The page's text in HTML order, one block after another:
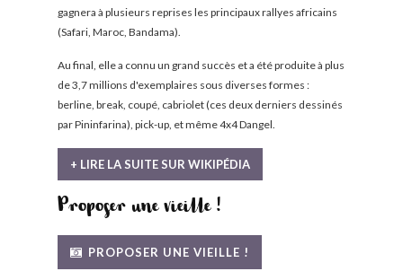
gagnera à plusieurs reprises les principaux rallyes africains
(Safari, Maroc, Bandama).
Au final, elle a connu un grand succès et a été produite à plus
de 3,7 millions d'exemplaires sous diverses formes :
berline, break, coupé, cabriolet (ces deux derniers dessinés
par Pininfarina), pick-up, et même 4x4 Dangel.
+ LIRE LA SUITE SUR WIKIPÉDIA
Proposer une vieille !
PROPOSER UNE VIEILLE !